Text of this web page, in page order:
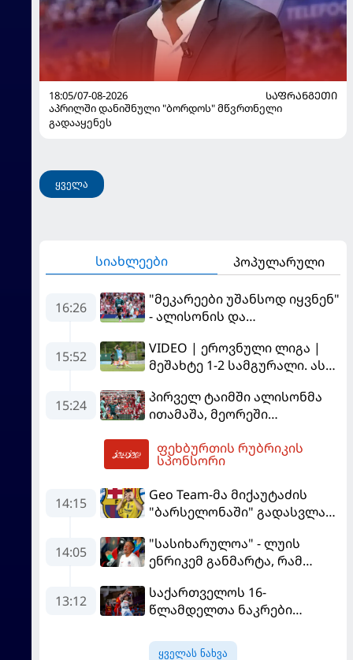
18:05/07-08-2026
ᲡᲐᲤᲠᲐᲜᲒᲔᲗᲘ
აპრილში დანიშნული "ბორდოს" მწვრთნელი
გადააყენეს
ყველა
სიახლეები პოპულარული
16:26
"მეკარეები უშანსოდ იყვნენ"
- ალისონის და
შეაფასეს
15:52
VIDEO | ეროვნული ლიგა |
მეშახტე 1-2 სამგურალი. ასე
15:24
პირველ ტაიმში ალისონმა
ითამაშა, მეორეში
"ლივერპული" სახლში
"მონაკოსთან" დამარცხდა
ფეხბურთის რუბრიკის
სპონსორი
14:15
Geo Team-მა მიქაუტაძის
"ბარსელონაში" გადასვლაზე
ინფორმაციაზე განმარტება
გააკეთა
14:05
"სასიხარულოა" - ლუის
ენრიკემ განმარტა, რამ
იუნაიტედთან" ნამატჩევს
13:12
საქართველოს 16-
წლამდელთა ნაკრები
დამარცხდა
ყველას ნახვა